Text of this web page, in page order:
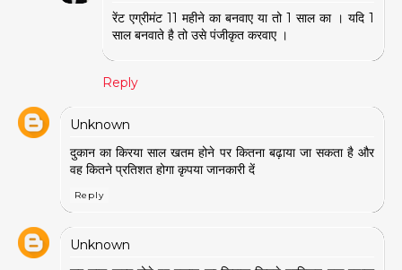
रेंट एग्रीमंट 11 महीने का बनवाए या तो 1 साल का । यदि 1
साल बनवाते है तो उसे पंजीकृत करवाए ।
Reply
Unknown
दुकान का किरया साल खतम होने पर कितना बढ़ाया जा सकता है और
वह कितने प्रतिशत होगा कृपया जानकारी दें
Reply
Unknown